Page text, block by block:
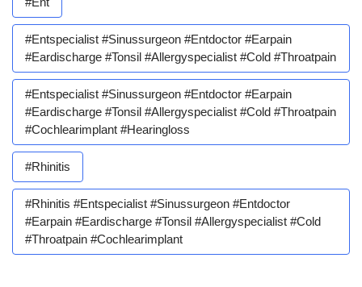
#entspecialist #sinussurgeon #entdoctor #earpain
#eardischarge #tonsil #allergyspecialist #cold #throatpain
#entspecialist #sinussurgeon #entdoctor #earpain
#eardischarge #tonsil #allergyspecialist #cold #throatpain
#cochlearimplant #hearingloss
#rhinitis
#rhinitis #entspecialist #sinussurgeon #entdoctor
#earpain #eardischarge #tonsil #allergyspecialist #cold
#throatpain #cochlearimplant